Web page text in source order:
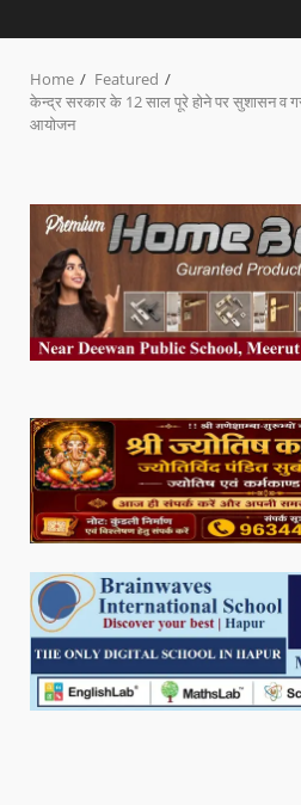
Home
Featured
केन्द्र सरकार के 12 साल पूरे होने पर सुशासन व
आयोजन